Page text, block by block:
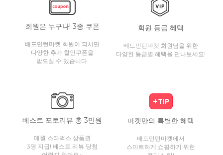
회원은 누구나! 3종 쿠폰
배드민턴마켓 회원이 되시면
다양한 추가 할인쿠폰을
받으실 수 있습니다.
회원 등급 혜택
배드민턴마켓 회원님을 위한
다양한 등급별 혜택을 만나보세요!
베스트 포토리뷰 총 3만원
매월 스타벅스 상품권
3명 지급! 베스트 리뷰 당첨
마켓만의 특별한 혜택
배드민턴마켓에서
스마트하게 쇼핑하기 위한